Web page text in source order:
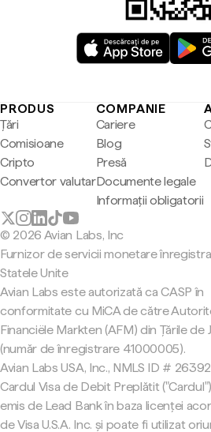
PRODUS
Țări
Comisioane
Cripto
Convertor valutar
COMPANIE
Cariere
Blog
Presă
Documente legale
Informații obligatorii
© 2026 Avian Labs, Inc
Furnizor de servicii monetare
Statele Unite
Avian Labs este autorizată ca CASP în
conformitate cu MiCA de către
Financiële Markten (AFM) din Țările de
(număr de înregistrare 41000005).
Avian Labs USA, Inc., NMLS ID #
Cardul Visa de Debit Preplătit
emis de Lead Bank în baza licenței
de Visa U.S.A. Inc. și poate fi utilizat